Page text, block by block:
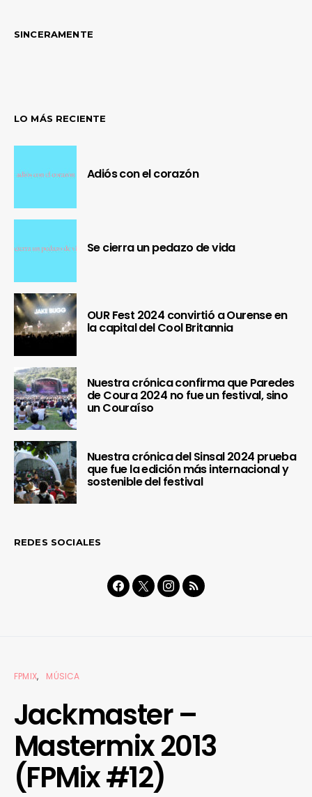
SINCERAMENTE
LO MÁS RECIENTE
Adiós con el corazón
Se cierra un pedazo de vida
OUR Fest 2024 convirtió a Ourense en
la capital del Cool Britannia
Nuestra crónica confirma que Paredes
de Coura 2024 no fue un festival, sino
un Couraíso
Nuestra crónica del Sinsal 2024 prueba
que fue la edición más internacional y
sostenible del festival
REDES SOCIALES
FPMIX MÚSICA
Jackmaster –
Mastermix 2013
(FPMix #12)